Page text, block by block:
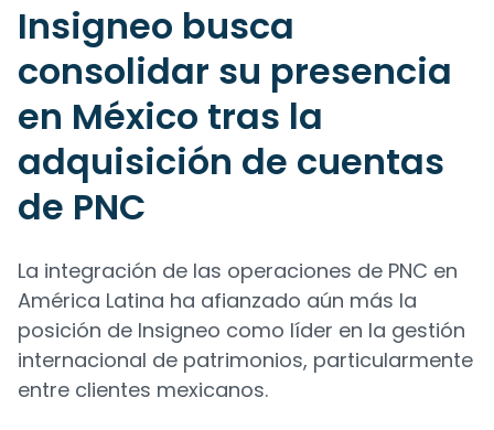
Insigneo busca
consolidar su presencia
en México tras la
adquisición de cuentas
de PNC
La integración de las operaciones de PNC en
América Latina ha afianzado aún más la
posición de Insigneo como líder en la gestión
internacional de patrimonios, particularmente
entre clientes mexicanos.